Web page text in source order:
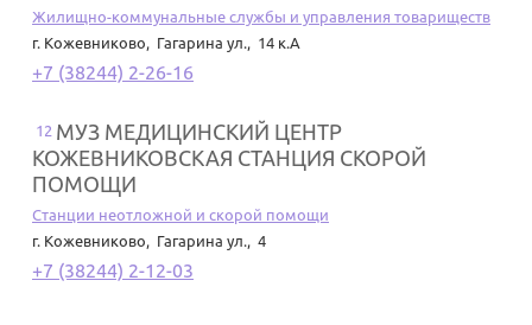
Жилищно-коммунальные службы и управления товариществ
г. Кожевниково, Гагарина ул., 14 к.А
+7 (38244) 2-26-16
12 МУЗ МЕДИЦИНСКИЙ ЦЕНТР
КОЖЕВНИКОВСКАЯ СТАНЦИЯ СКОРОЙ
ПОМОЩИ
Станции неотложной и скорой помощи
г. Кожевниково, Гагарина ул., 4
+7 (38244) 2-12-03